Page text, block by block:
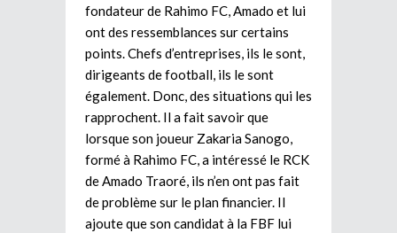
fondateur de Rahimo FC, Amado et lui
ont des ressemblances sur certains
points. Chefs d’entreprises, ils le sont,
dirigeants de football, ils le sont
également. Donc, des situations qui les
rapprochent. Il a fait savoir que
lorsque son joueur Zakaria Sanogo,
formé à Rahimo FC, a intéressé le RCK
de Amado Traoré, ils n’en ont pas fait
de problème sur le plan financier. Il
ajoute que son candidat à la FBF lui